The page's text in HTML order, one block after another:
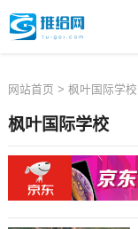
网站首页 > 枫叶国际学校
枫叶国际学校